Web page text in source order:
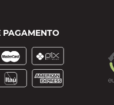
PAGAMENTO